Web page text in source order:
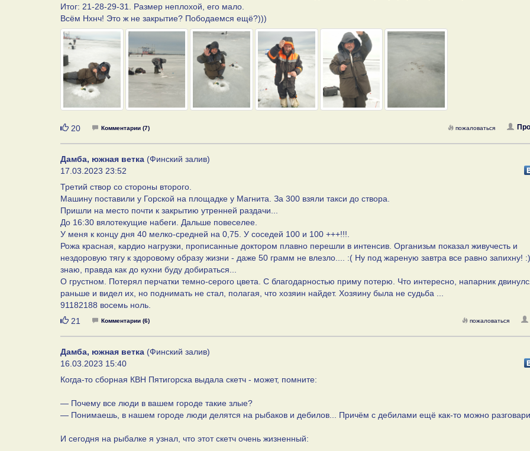
Итог: 21-28-29-31. Размер неплохой, его мало.
Всём Нхнч! Это ж не закрытие? Пободаемся ещё?)))
Нравится
20 Комментарии (7) пожаловаться
Дамба, южная ветка (Финский залив)
17.03.2023 23:52
Третий створ со стороны второго.
Машину поставили у Горской на площадке у Магнита. За 300 взяли такси до створа.
Пришли на место почти к закрытию утренней раздачи...
До 16:30 вялотекущие набеги. Дальше повеселее.
У меня к концу дня 40 мелко-средней на 0,75. У соседей 100 и 100 +++!!!.
Рожа красная, кардио нагрузки, прописанные доктором плавно перешли в интенсив. Организьм показал живучесть и
нездоровую тягу к здоровому образу жизни - даже 50 грамм не влезло.... :( Ну под жареную завтра все равно запихну!
знаю, правда как до кухни буду добираться...
О грустном. Потерял перчатки темно-серого цвета. С благодарностью приму потерю. Что интересно, напарник
раньше и видел их, но поднимать не стал, полагая, что хозяин найдет. Хозяину была не судьба ...
91182188 восемь ноль.
Нравится
21 Комментарии (6) пожаловаться
Дамба, южная ветка (Финский залив)
16.03.2023 15:40
Когда-то сборная КВН Пятигорска выдала скетч - может, помните:
— Почему все люди в вашем городе такие злые?
— Понимаешь, в нашем городе люди делятся на рыбаков и дебилов... Причём с дебилами ещё как-то можно
И сегодня на рыбалке я узнал, что этот скетч очень жизненный: